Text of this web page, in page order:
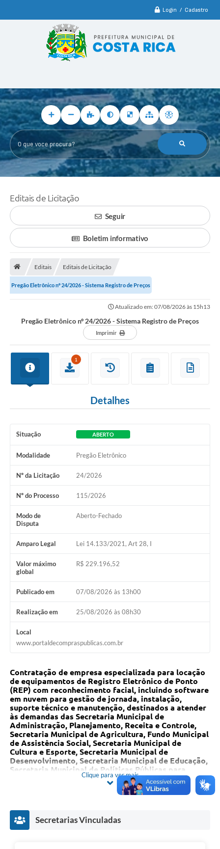
Login / Cadastro
O que voce procura?
Editais de Licitação
Seguir
Boletim informativo
Editais Editais de Licitação
Pregão Eletrônico nº 24/2026 - Sistema Registro de Preços
Atualizado em: 07/08/2026 às 15h13
Pregão Eletrônico nº 24/2026 - Sistema Registro de Preços
Imprimir
1
Detalhes
Situação ABERTO
Modalidade Pregão Eletrônico
Nº da Licitação 24/2026
Nº do Processo 115/2026
Modo de
Disputa
Aberto-Fechado
Amparo Legal Lei 14.133/2021, Art 28, I
Valor máximo
global
R$ 229.196,52
Publicado em 07/08/2026 às 13h00
Realização em 25/08/2026 às 08h30
Local
www.portaldecompraspublicas.com.br
Contratação de empresa especializada para locação
de equipamentos de Registro Eletrônico de Ponto
(REP) com reconhecimento facial, incluindo software
em nuvem para gestão de jornada, instalação,
suporte técnico e manutenção, destinados a atender
às demandas das Secretaria Municipal de
Administração, Planejamento, Receita e Controle,
Secretaria Municipal de Agricultura, Fundo Municipal
de Assistência Social, Secretaria Municipal de
Cultura e Esporte, Secretaria Municipal de
Desenvolvimento, Secretaria Municipal de Educação,
Secretaria Municipal de Políticas Públicas para
Mulheres, Secretaria Municipal de Saúde, Secretaria
Municipal de Transportes, Urbanização e Obras
Públicas e Secretaria Municipal de Turismo e Meio
Clique para ver mais
Secretarias Vinculadas